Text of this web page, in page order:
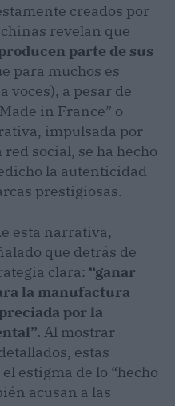
creados por
revelan que
parte de sus
para muchos es
voces), a pesar de
in France” o
impulsada por
social, se ha hecho
la autenticidad
prestigiosas.
esta narrativa,
que detrás de
clara: “ganar
la manufactura
por la
Al mostrar
estas
estigma de lo “hecho
acusan a las